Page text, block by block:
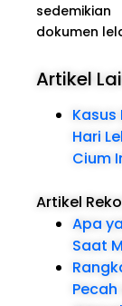
dokumen
Artikel
Hari
Cium
Artikel
Apa
Saat